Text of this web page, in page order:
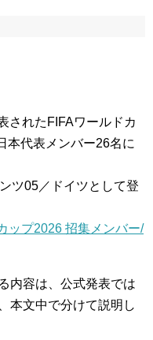
されたFIFAワールドカ
本代表メンバー26名に
ツ05／ドイツとして登
ップ2026 招集メンバー/
内容は、公式発表では
本文中で分けて説明し